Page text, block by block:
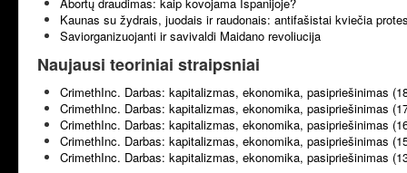
Kaunas su žydrais, juodais ir raudonais: antifašistai kviečia
Saviorganizuojanti ir savivaldi Maidano revoliucija
Naujausi teoriniai straipsniai
CrimethInc. Darbas: kapitalizmas, ekonomika, pasipriešinimas
CrimethInc. Darbas: kapitalizmas, ekonomika, pasipriešinimas
CrimethInc. Darbas: kapitalizmas, ekonomika, pasipriešinimas
CrimethInc. Darbas: kapitalizmas, ekonomika, pasipriešinimas
CrimethInc. Darbas: kapitalizmas, ekonomika, pasipriešinimas